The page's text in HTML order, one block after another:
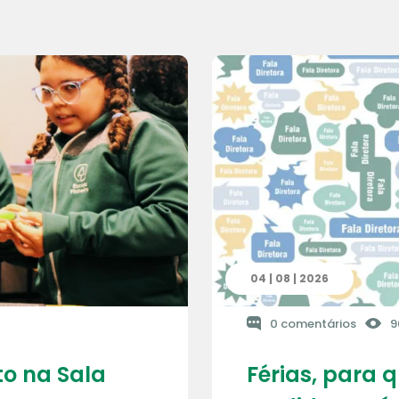
na Sala
04 | 08 | 2026
0 comentários
Férias, para